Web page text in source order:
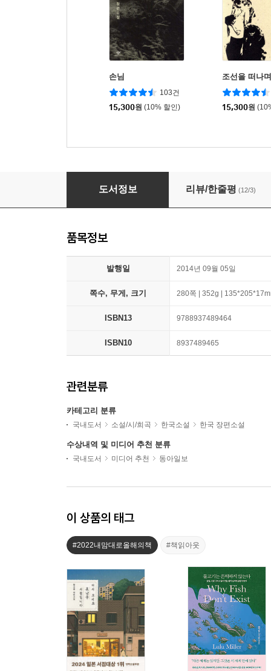
손님
103건
15,300원 (10% 할인)
조선을 떠나며
15,300원
풍의 역사
도서정보 리뷰/한줄평 (12/3)
품목정보
발행일 2014년 09월 05일
쪽수, 무게, 크기 280쪽 | 352g |
ISBN13 9788937489464
ISBN10 8937489465
관련분류
카테고리 분류
국내도서 소설/시/희곡 한국소설 한국 장편소설
수상내역 및 미디어 추천 분류
국내도서 미디어 추천 동아일보
이 상품의 태그
#2022내맘대로올해의책 #책읽아웃